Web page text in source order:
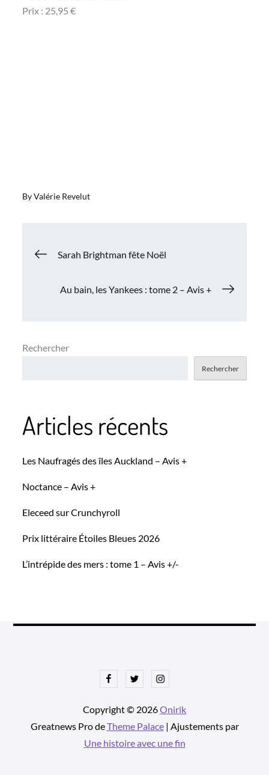
Prix : 25,95 €
ByValérie Revelut
Navigation
Sarah Brightman fête Noël
Au bain, les Yankees : tome 2 – Avis +
Rechercher
Rechercher
Articles récents
Les Naufragés des îles Auckland – Avis +
Noctance – Avis +
Eleceed sur Crunchyroll
Prix littéraire Étoiles Bleues 2026
L’intrépide des mers : tome 1 – Avis +/-
FacebookTwitterInstagram
Copyright © 2026Onirik
Greatnews Pro deTheme Palace| Ajustements par
Une histoire avec une fin